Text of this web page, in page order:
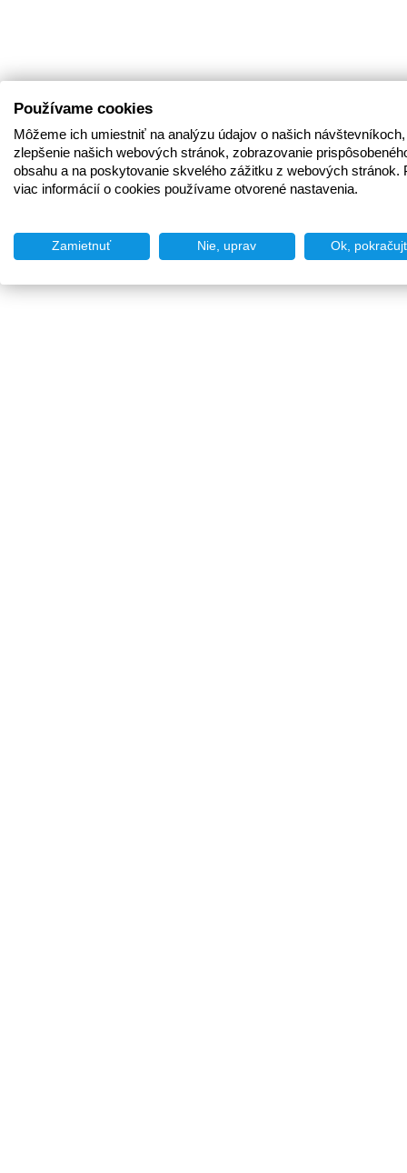
Používame cookies
Môžeme ich umiestniť na analýzu údajov o našich
zlepšenie našich webových stránok, zobrazovanie
obsahu a na poskytovanie skvelého zážitku z webových stránok.
viac informácií o cookies používame otvorené nastavenia.
Zamietnuť Nie, uprav Ok,